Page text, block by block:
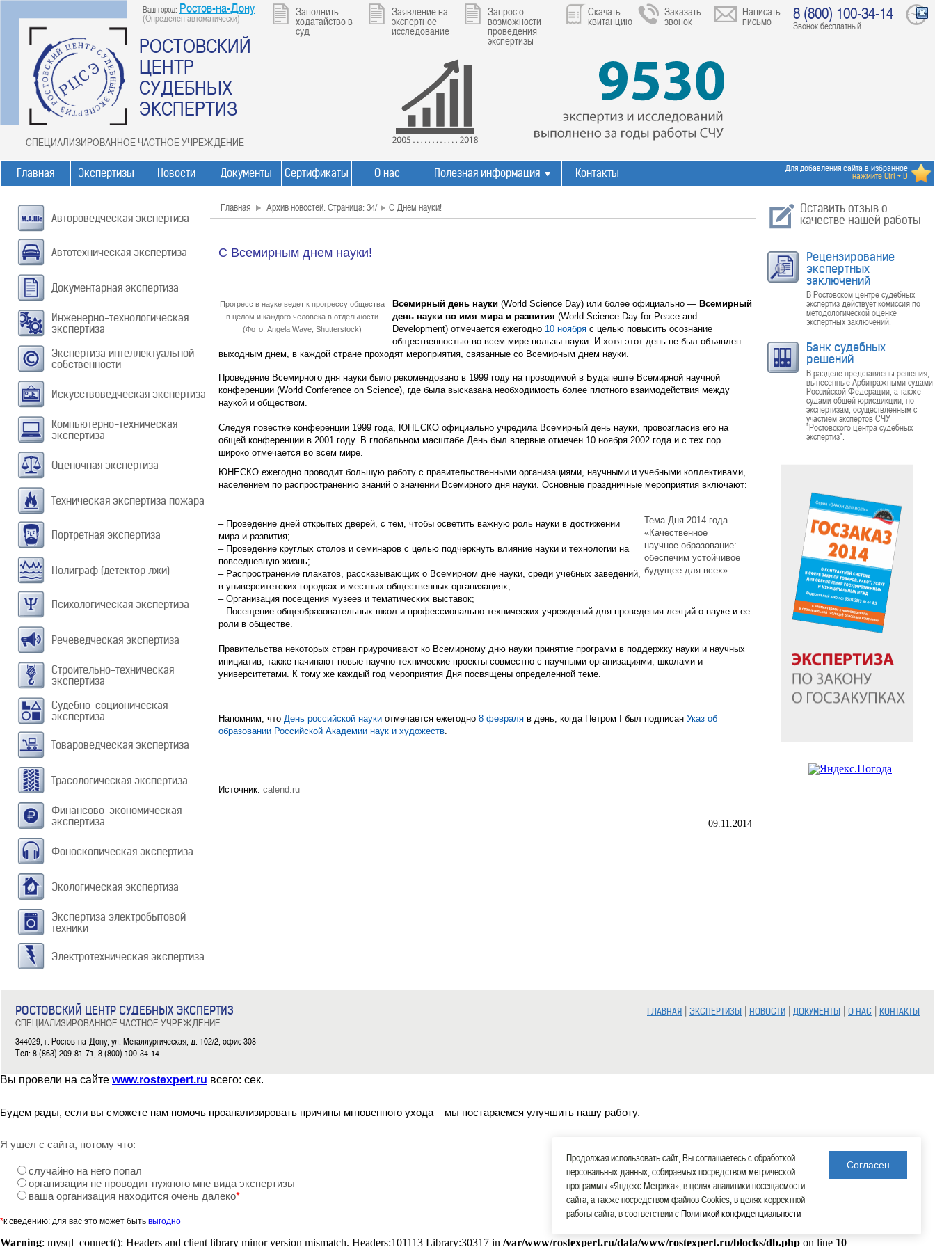
Ваш город: Ростов-на-Дону
(Определен автоматически)
РОСТОВСКИЙ
ЦЕНТР
СУДЕБНЫХ
ЭКСПЕРТИЗ
СПЕЦИАЛИЗИРОВАННОЕ ЧАСТНОЕ УЧРЕЖДЕНИЕ
Заполнить
ходатайство в
суд
Заявление на
экспертное
исследование
Запрос о
возможности
проведения
экспертизы
Скачать
квитанцию
Заказать
звонок
Написать
письмо 8 (800) 100-34-14
Звонок бесплатный
Главная Экспертизы Новости Документы Сертификаты О нас Полезная информация Контакты Для добавления сайта в избранное
нажмите Ctrl + D
Автороведческая экспертиза
Автотехническая экспертиза
Документарная экспертиза
Инженерно-технологическая
экспертиза
Экспертиза интеллектуальной
собственности
Искусствоведческая экспертиза
Компьютерно-техническая
экспертиза
Оценочная экспертиза
Техническая экспертиза пожара
Портретная экспертиза
Полиграф (детектор лжи)
Психологическая экспертиза
Речеведческая экспертиза
Строительно-техническая
экспертиза
Судебно-соционическая
экспертиза
Товароведческая экспертиза
Трасологическая экспертиза
Финансово-экономическая
экспертиза
Фоноскопическая экспертиза
Экологическая экспертиза
Экспертиза электробытовой
техники
Электротехническая экспертиза
Главная Архив новостей. Страница: 34/ С Днем науки!
С Всемирным днем науки!
Прогресс в науке ведет к прогрессу общества
в целом и каждого человека в отдельности
(Фото: Angela Waye, Shutterstock)
Всемирный день науки (World Science Day) или более официально — Всемирный
день науки во имя мира и развития (World Science Day for Peace and
Development) отмечается ежегодно 10 ноября с целью повысить осознание
общественностью во всем мире пользы науки. И хотя этот день не был объявлен
выходным днем, в каждой стране проходят мероприятия, связанные со Всемирным днем науки.
Проведение Всемирного дня науки было рекомендовано в 1999 году на проводимой в Будапеште Всемирной научной
конференции (World Conference on Science), где была высказана необходимость более плотного взаимодействия между
наукой и обществом.
Следуя повестке конференции 1999 года, ЮНЕСКО официально учредила Всемирный день науки, провозгласив его на
общей конференции в 2001 году. В глобальном масштабе День был впервые отмечен 10 ноября 2002 года и с тех пор
широко отмечается во всем мире.
ЮНЕСКО ежегодно проводит большую работу с правительственными организациями, научными и учебными коллективами,
населением по распространению знаний о значении Всемирного дня науки. Основные праздничные мероприятия включают:
Тема Дня 2014 года
«Качественное
научное образование:
обеспечим устойчивое
будущее для всех»
– Проведение дней открытых дверей, с тем, чтобы осветить важную роль науки в достижении
мира и развития;
– Проведение круглых столов и семинаров с целью подчеркнуть влияние науки и технологии на
повседневную жизнь;
– Распространение плакатов, рассказывающих о Всемирном дне науки, среди учебных заведений,
в университетских городках и местных общественных организациях;
– Организация посещения музеев и тематических выставок;
– Посещение общеобразовательных школ и профессионально-технических учреждений для проведения лекций о науке и ее
роли в обществе.
Правительства некоторых стран приурочивают ко Всемирному дню науки принятие программ в поддержку науки и научных
инициатив, также начинают новые научно-технические проекты совместно с научными организациями, школами и
университетами. К тому же каждый год мероприятия Дня посвящены определенной теме.
Напомним, что День российской науки отмечается ежегодно 8 февраля в день, когда Петром I был подписан Указ об
образовании Российской Академии наук и художеств.
Источник: calend.ru
09.11.2014
Оставить отзыв о
качестве нашей работы
Рецензирование
экспертных
заключений
В Ростовском центре судебных
экспертиз действует комиссия по
методологической оценке
экспертных заключений.
Банк судебных
решений
В разделе представлены решения,
вынесенные Арбитражными судами
Российской Федерации, а также
судами общей юрисдикции, по
экспертизам, осуществленным с
участием экспертов СЧУ
"Ростовского центра судебных
экспертиз".
РОСТОВСКИЙ ЦЕНТР СУДЕБНЫХ ЭКСПЕРТИЗ
СПЕЦИАЛИЗИРОВАННОЕ ЧАСТНОЕ УЧРЕЖДЕНИЕ
344029, г. Ростов-на-Дону, ул. Металлургическая, д. 102/2, офис 308
Тел: 8 (863) 209-81-71, 8 (800) 100-34-14
ГЛАВНАЯ | ЭКСПЕРТИЗЫ | НОВОСТИ | ДОКУМЕНТЫ | О НАС | КОНТАКТЫ
Вы провели на сайте www.rostexpert.ru всего: сек.
Будем рады, если вы сможете нам помочь проанализировать причины мгновенного ухода – мы постараемся улучшить нашу работу.
Я ушел с сайта, потому что:
случайно на него попал
организация не проводит нужного мне вида экспертизы
ваша организация находится очень далеко*
*к сведению: для вас это может быть выгодно
Warning: mysql_connect(): Headers and client library minor version mismatch. Headers:101113 Library:30317 in /var/www/rostexpert.ru/data/www/rostexpert.ru/blocks/db.php on line 10
Продолжая использовать сайт, Вы соглашаетесь с обработкой
персональных данных, собираемых посредством метрической
программы «Яндекс Метрика», в целях аналитики посещаемости
сайта, а также посредством файлов Cookies, в целях корректной
работы сайта, в соответствии сПолитикой конфиденциальности
Согласен